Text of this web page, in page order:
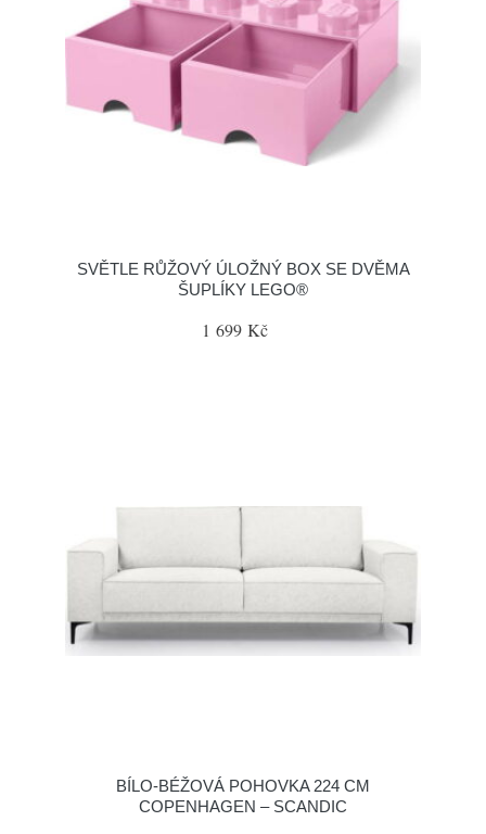
SVĚTLE RŮŽOVÝ ÚLOŽNÝ BOX SE DVĚMA
ŠUPLÍKY LEGO®
1 699 Kč
BÍLO-BÉŽOVÁ POHOVKA 224 CM
COPENHAGEN – SCANDIC